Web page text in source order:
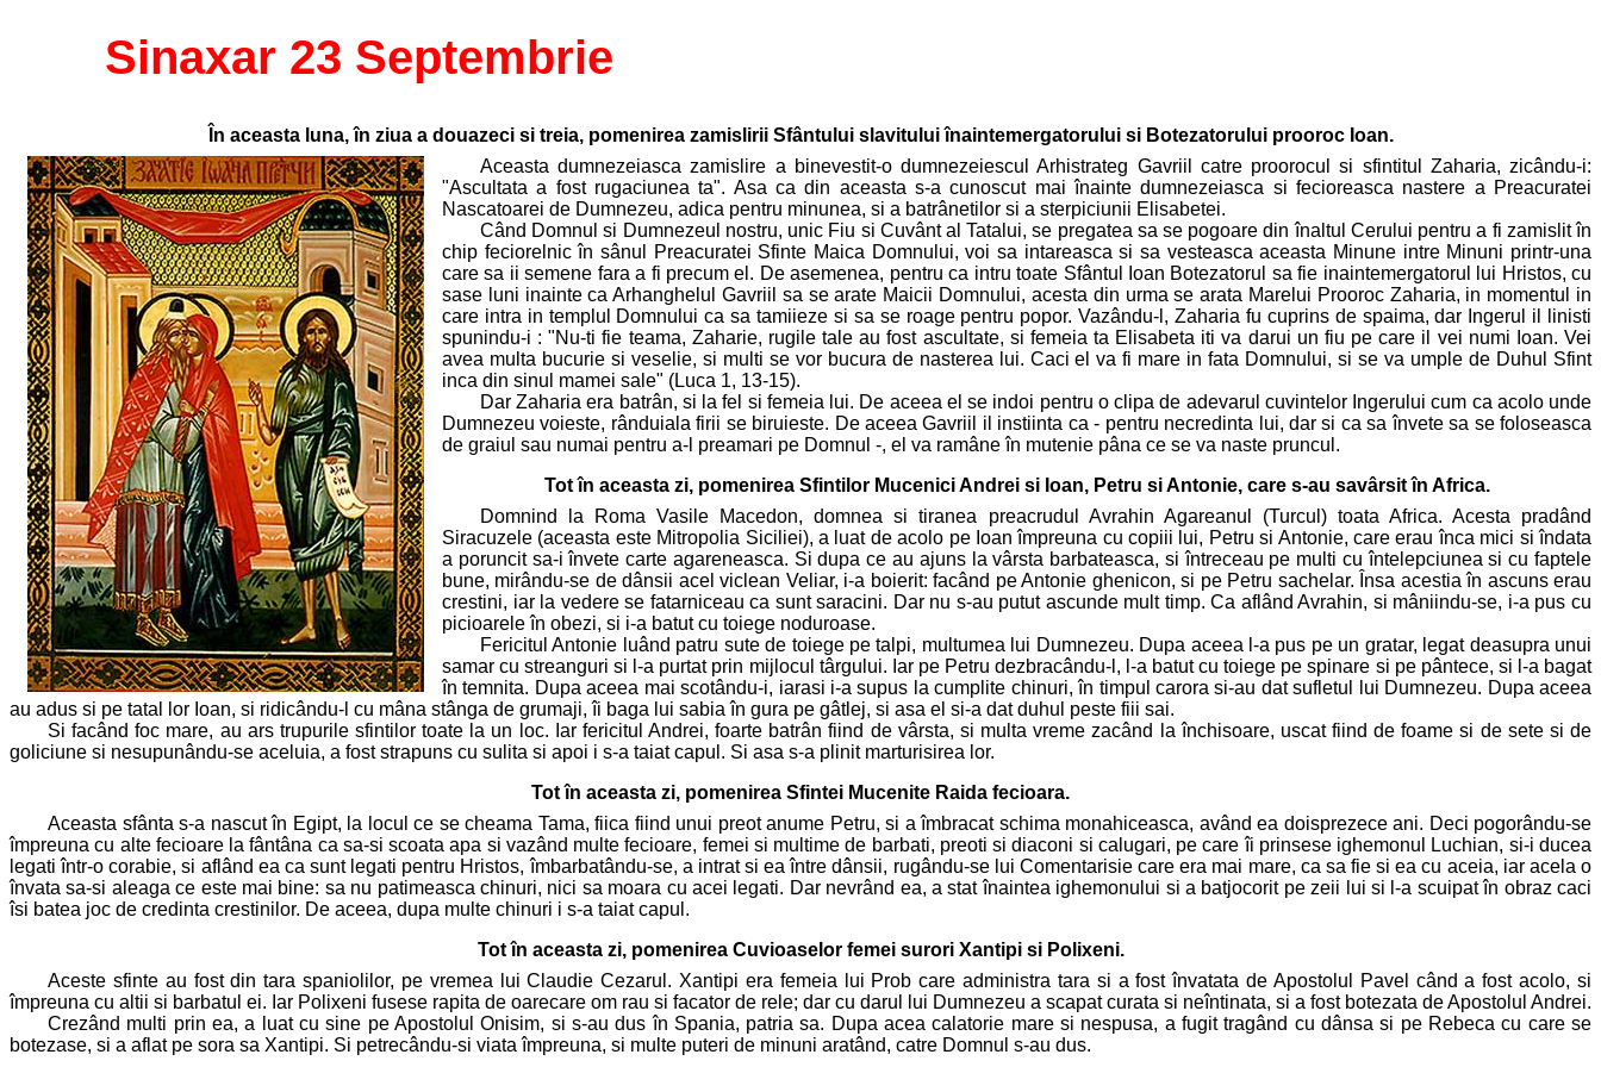
Sinaxar 23 Septembrie
În aceasta luna, în ziua a douazeci si treia, pomenirea zamislirii Sfântului slavitului înaintemergatorului si Botezatorului prooroc Ioan.
Aceasta dumnezeiasca zamislire a binevestit-o dumnezeiescul Arhistrateg Gavriil catre proorocul si sfintitul Zaharia, zicându-i:
"Ascultata a fost rugaciunea ta". Asa ca din aceasta s-a cunoscut mai înainte dumnezeiasca si fecioreasca nastere a Preacuratei
Nascatoarei de Dumnezeu, adica pentru minunea, si a batrânetilor si a sterpiciunii Elisabetei.
Când Domnul si Dumnezeul nostru, unic Fiu si Cuvânt al Tatalui, se pregatea sa se pogoare din înaltul Cerului pentru a fi zamislit în
chip feciorelnic în sânul Preacuratei Sfinte Maica Domnului, voi sa intareasca si sa vesteasca aceasta Minune intre Minuni printr-una
care sa ii semene fara a fi precum el. De asemenea, pentru ca intru toate Sfântul Ioan Botezatorul sa fie inaintemergatorul lui Hristos, cu
sase luni inainte ca Arhanghelul Gavriil sa se arate Maicii Domnului, acesta din urma se arata Marelui Prooroc Zaharia, in momentul in
care intra in templul Domnului ca sa tamiieze si sa se roage pentru popor. Vazându-l, Zaharia fu cuprins de spaima, dar Ingerul il linisti
spunindu-i : "Nu-ti fie teama, Zaharie, rugile tale au fost ascultate, si femeia ta Elisabeta iti va darui un fiu pe care il vei numi Ioan. Vei
avea multa bucurie si veselie, si multi se vor bucura de nasterea lui. Caci el va fi mare in fata Domnului, si se va umple de Duhul Sfint
inca din sinul mamei sale" (Luca 1, 13-15).
Dar Zaharia era batrân, si la fel si femeia lui. De aceea el se indoi pentru o clipa de adevarul cuvintelor Ingerului cum ca acolo unde
Dumnezeu voieste, rânduiala firii se biruieste. De aceea Gavriil il instiinta ca - pentru necredinta lui, dar si ca sa învete sa se foloseasca
de graiul sau numai pentru a-l preamari pe Domnul -, el va ramâne în mutenie pâna ce se va naste pruncul.
Tot în aceasta zi, pomenirea Sfintilor Mucenici Andrei si Ioan, Petru si Antonie, care s-au savârsit în Africa.
Domnind la Roma Vasile Macedon, domnea si tiranea preacrudul Avrahin Agareanul (Turcul) toata Africa. Acesta pradând
Siracuzele (aceasta este Mitropolia Siciliei), a luat de acolo pe Ioan împreuna cu copiii lui, Petru si Antonie, care erau înca mici si îndata
a poruncit sa-i învete carte agareneasca. Si dupa ce au ajuns la vârsta barbateasca, si întreceau pe multi cu întelepciunea si cu faptele
bune, mirându-se de dânsii acel viclean Veliar, i-a boierit: facând pe Antonie ghenicon, si pe Petru sachelar. Însa acestia în ascuns erau
crestini, iar la vedere se fatarniceau ca sunt saracini. Dar nu s-au putut ascunde mult timp. Ca aflând Avrahin, si mâniindu-se, i-a pus cu
picioarele în obezi, si i-a batut cu toiege noduroase.
Fericitul Antonie luând patru sute de toiege pe talpi, multumea lui Dumnezeu. Dupa aceea l-a pus pe un gratar, legat deasupra unui
samar cu streanguri si l-a purtat prin mijlocul târgului. Iar pe Petru dezbracându-l, l-a batut cu toiege pe spinare si pe pântece, si l-a bagat
în temnita. Dupa aceea mai scotându-i, iarasi i-a supus la cumplite chinuri, în timpul carora si-au dat sufletul lui Dumnezeu. Dupa aceea
au adus si pe tatal lor Ioan, si ridicându-l cu mâna stânga de grumaji, îi baga lui sabia în gura pe gâtlej, si asa el si-a dat duhul peste fiii sai.
Si facând foc mare, au ars trupurile sfintilor toate la un loc. Iar fericitul Andrei, foarte batrân fiind de vârsta, si multa vreme zacând la închisoare, uscat fiind de foame si de sete si de
goliciune si nesupunându-se aceluia, a fost strapuns cu sulita si apoi i s-a taiat capul. Si asa s-a plinit marturisirea lor.
Tot în aceasta zi, pomenirea Sfintei Mucenite Raida fecioara.
Aceasta sfânta s-a nascut în Egipt, la locul ce se cheama Tama, fiica fiind unui preot anume Petru, si a îmbracat schima monahiceasca, având ea doisprezece ani. Deci pogorându-se
împreuna cu alte fecioare la fântâna ca sa-si scoata apa si vazând multe fecioare, femei si multime de barbati, preoti si diaconi si calugari, pe care îi prinsese ighemonul Luchian, si-i ducea
legati într-o corabie, si aflând ea ca sunt legati pentru Hristos, îmbarbatându-se, a intrat si ea între dânsii, rugându-se lui Comentarisie care era mai mare, ca sa fie si ea cu aceia, iar acela o
învata sa-si aleaga ce este mai bine: sa nu patimeasca chinuri, nici sa moara cu acei legati. Dar nevrând ea, a stat înaintea ighemonului si a batjocorit pe zeii lui si l-a scuipat în obraz caci
îsi batea joc de credinta crestinilor. De aceea, dupa multe chinuri i s-a taiat capul.
Tot în aceasta zi, pomenirea Cuvioaselor femei surori Xantipi si Polixeni.
Aceste sfinte au fost din tara spaniolilor, pe vremea lui Claudie Cezarul. Xantipi era femeia lui Prob care administra tara si a fost învatata de Apostolul Pavel când a fost acolo, si
împreuna cu altii si barbatul ei. Iar Polixeni fusese rapita de oarecare om rau si facator de rele; dar cu darul lui Dumnezeu a scapat curata si neîntinata, si a fost botezata de Apostolul Andrei.
Crezând multi prin ea, a luat cu sine pe Apostolul Onisim, si s-au dus în Spania, patria sa. Dupa acea calatorie mare si nespusa, a fugit tragând cu dânsa si pe Rebeca cu care se
botezase, si a aflat pe sora sa Xantipi. Si petrecându-si viata împreuna, si multe puteri de minuni aratând, catre Domnul s-au dus.